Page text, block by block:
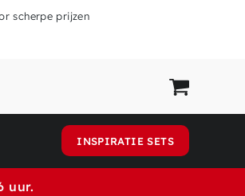
scherpe prijzen
INSPIRATIE SETS
uur.